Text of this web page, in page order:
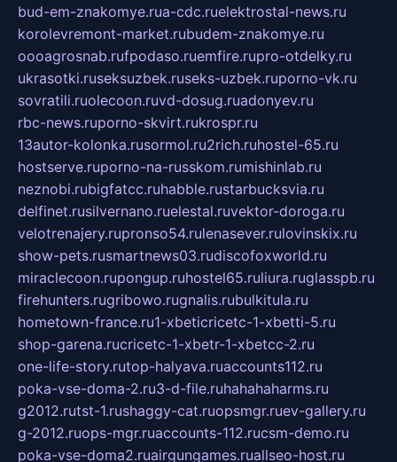
bud-em-znakomye.rua-cdc.ruelektrostal-news.ru
korolevremont-market.rubudem-znakomye.ru
oooagrosnab.rufpodaso.ruemfire.rupro-otdelky.ru
ukrasotki.ruseksuzbek.ruseks-uzbek.ruporno-vk.ru
sovratili.ruolecoon.ruvd-dosug.ruadonyev.ru
rbc-news.ruporno-skvirt.rukrospr.ru
13autor-kolonka.rusormol.ru2rich.ruhostel-65.ru
hostserve.ruporno-na-russkom.rumishinlab.ru
neznobi.rubigfatcc.ruhabble.rustarbucksvia.ru
delfinet.rusilvernano.ruelestal.ruvektor-doroga.ru
velotrenajery.rupronso54.rulenasever.rulovinskix.ru
show-pets.rusmartnews03.rudiscofoxworld.ru
miraclecoon.rupongup.ruhostel65.ruliura.ruglasspb.ru
firehunters.rugribowo.rugnalis.rubulkitula.ru
hometown-france.ru1-xbeticricetc-1-xbetti-5.ru
shop-garena.rucricetc-1-xbetr-1-xbetcc-2.ru
one-life-story.rutop-halyava.ruaccounts112.ru
poka-vse-doma-2.ru3-d-file.ruhahahaharms.ru
g2012.rutst-1.rushaggy-cat.ruopsmgr.ruev-gallery.ru
g-2012.ruops-mgr.ruaccounts-112.rucsm-demo.ru
poka-vse-doma2.ruairgungames.ruallseo-host.ru